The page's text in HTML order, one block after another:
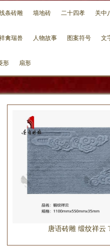
条砖雕 墙地砖 二十四孝 关中
禽瑞兽 人物故事 图案符号 文
形 扇形
唐语砖雕 缎纹祥云